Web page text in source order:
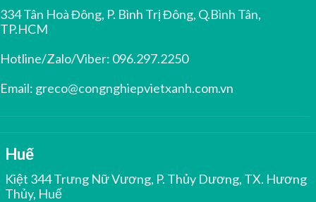
334 Tân Hoà Đông, P. Bình Trị Đông, Q.Bình Tân,
TP.HCM
Hotline/Zalo/Viber: 096.297.2250
Email: greco@congnghiepvietxanh.com.vn
Huế
Kiệt 344 Trưng Nữ Vương, P. Thủy Dương, TX. Hương
Thủy, Huế